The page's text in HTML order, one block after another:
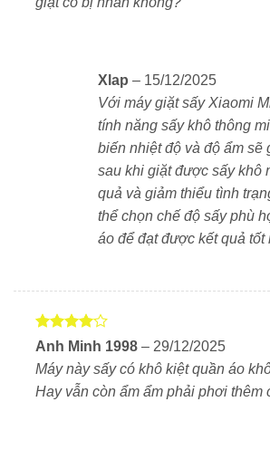
Giặt 12kg – Sấy 9kg, đáp ứng nhu
bay vết bẩn cứng đầu.
26 chương trình giặt & sấy
Động cơ DD truyền động trực tiếp,
Khử trùng bằng hơi nước diệt
Sấy khô thông minh kiểm soát
theo thời gian thực.
Thiết kế siêu mỏng 610mm, tối ưu
Xlap – 15/12/2025
Với máy giặt sấy Xiaomi
tính năng sấy khô thông
biến nhiệt độ và độ ẩm sẽ
sau khi giặt được sấy khô
quả và giảm thiểu tình
thể chọn chế độ sấy phù
áo để đạt được kết quả tốt
Được
45 sao
Anh Minh 1998 – 29/12/2025
Máy này sấy có khô kiệt quần áo
Hay vẫn còn ẩm ẩm phải phơi thêm